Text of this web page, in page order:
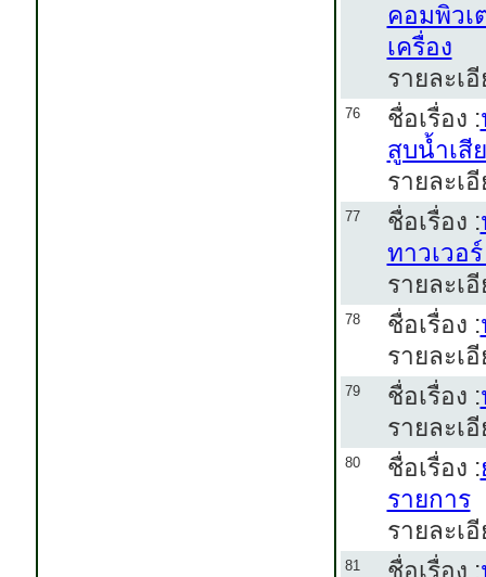
คอมพิวเ
เครื่อง
รายละเ
76 ชื่อเรื่อง :
สูบน้ำเสี
รายละเ
77 ชื่อเรื่อง :
ทาวเวอ
รายละเ
78 ชื่อเรื่อง :
รายละเ
79 ชื่อเรื่อง :
รายละเ
80 ชื่อเรื่อง :
รายการ
รายละเ
81 ชื่อเรื่อง :